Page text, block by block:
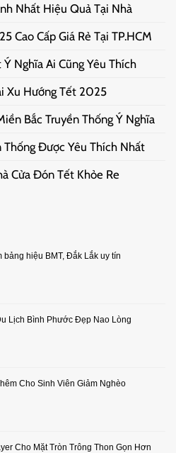
Nhất Hiệu Quả Tại Nhà
Cao Cấp Giá Rẻ Tại TP.HCM
Nghĩa Ai Cũng Yêu Thích
Xu Hướng Tết 2025
Bắc Truyền Thống Ý Nghĩa
Được Yêu Thích Nhất
Cửa Đón Tết Khỏe Re
bảng hiệu BMT, Đắk Lắk uy tín
Lịch Bình Phước Đẹp Nao Lòng
Cho Sinh Viên Giảm Nghèo
Cho Mặt Tròn Trông Thon Gọn Hơn